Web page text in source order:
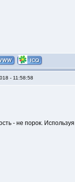
- 11:58:58
- не порок.